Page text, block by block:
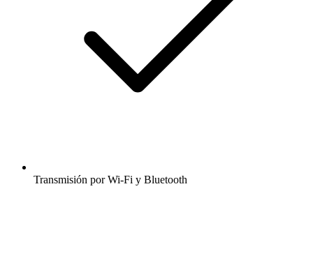
Transmisión por Wi-Fi y Bluetooth